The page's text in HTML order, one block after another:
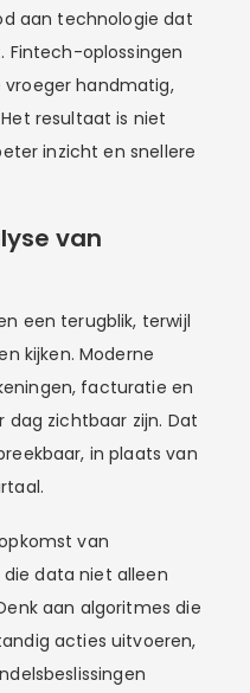
aan technologie dat
Fintech-oplossingen
handmatig,
resultaat is niet
inzicht en snellere
van
een terugblik, terwijl
kijken. Moderne
facturatie en
zichtbaar zijn. Dat
in plaats van
van
data niet alleen
aan algoritmes die
acties uitvoeren,